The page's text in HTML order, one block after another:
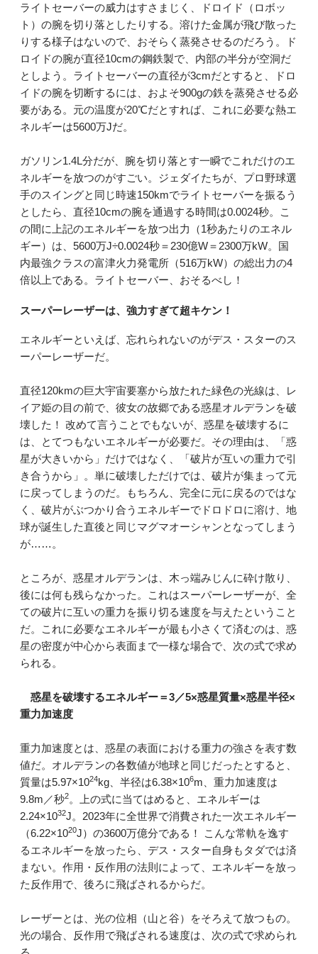
ライトセーバーの威力はすさまじく、ドロイド（ロボッ
ト）の腕を切り落としたりする。溶けた金属が飛び散った
りする様子はないので、おそらく蒸発させるのだろう。ド
ロイドの腕が直径10cmの鋼鉄製で、内部の半分が空洞だ
としよう。ライトセーバーの直径が3cmだとすると、ドロ
イドの腕を切断するには、およそ900gの鉄を蒸発させる必
要がある。元の温度が20℃だとすれば、これに必要な熱エ
ネルギーは5600万Jだ。
ガソリン1.4L分だが、腕を切り落とす一瞬でこれだけのエ
ネルギーを放つのがすごい。ジェダイたちが、プロ野球選
手のスイングと同じ時速150kmでライトセーバーを振るう
としたら、直径10cmの腕を通過する時間は0.0024秒。こ
の間に上記のエネルギーを放つ出力（1秒あたりのエネル
ギー）は、5600万J÷0.0024秒＝230億W＝2300万kW。国
内最強クラスの富津火力発電所（516万kW）の総出力の4
倍以上である。ライトセーバー、おそるべし！
スーパーレーザーは、強力すぎて超キケン！
エネルギーといえば、忘れられないのがデス・スターのス
ーパーレーザーだ。
直径120kmの巨大宇宙要塞から放たれた緑色の光線は、レ
イア姫の目の前で、彼女の故郷である惑星オルデランを破
壊した！ 改めて言うことでもないが、惑星を破壊するに
は、とてつもないエネルギーが必要だ。その理由は、「惑
星が大きいから」だけではなく、「破片が互いの重力で引
き合うから」。単に破壊しただけでは、破片が集まって元
に戻ってしまうのだ。もちろん、完全に元に戻るのではな
く、破片がぶつかり合うエネルギーでドロドロに溶け、地
球が誕生した直後と同じマグマオーシャンとなってしまう
が……。
ところが、惑星オルデランは、木っ端みじんに砕け散り、
後には何も残らなかった。これはスーパーレーザーが、全
ての破片に互いの重力を振り切る速度を与えたということ
だ。これに必要なエネルギーが最も小さくて済むのは、惑
星の密度が中心から表面まで一様な場合で、次の式で求め
られる。
惑星を破壊するエネルギー＝3／5×惑星質量×惑星半径×
重力加速度
重力加速度とは、惑星の表面における重力の強さを表す数
値だ。オルデランの各数値が地球と同じだったとすると、
質量は5.97×1024kg、半径は6.38×106m、重力加速度は
9.8m／秒2。上の式に当てはめると、エネルギーは
2.24×1032J。2023年に全世界で消費された一次エネルギー
（6.22×1020J）の3600万億分である！ こんな常軌を逸す
るエネルギーを放ったら、デス・スター自身もタダでは済
まない。作用・反作用の法則によって、エネルギーを放っ
た反作用で、後ろに飛ばされるからだ。
レーザーとは、光の位相（山と谷）をそろえて放つもの。
光の場合、反作用で飛ばされる速度は、次の式で求められ